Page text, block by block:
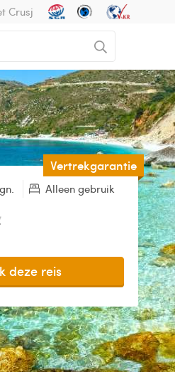
Crusj
Vertrekgarantie
Alleen gebruik
deze reis